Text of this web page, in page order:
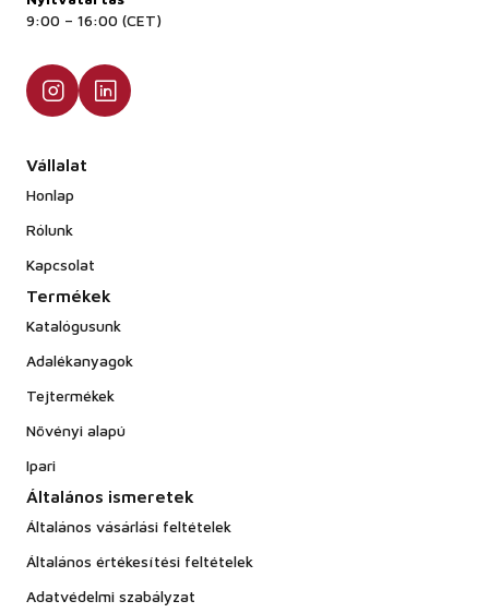
9:00 – 16:00 (CET)
Vállalat
Honlap
Rólunk
Kapcsolat
Termékek
Katalógusunk
Adalékanyagok
Tejtermékek
Növényi alapú
Ipari
Általános ismeretek
Általános vásárlási feltételek
Általános értékesítési feltételek
Adatvédelmi szabályzat